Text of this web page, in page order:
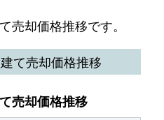
売却価格推移です。
て売却価格推移
売却価格推移